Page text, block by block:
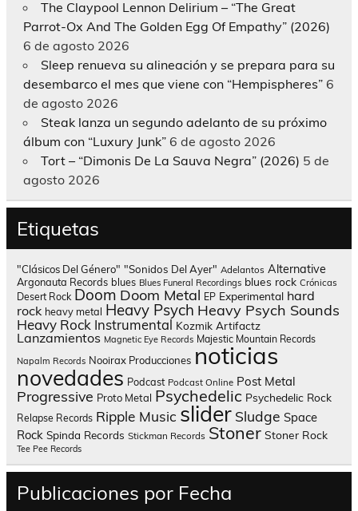
The Claypool Lennon Delirium – “The Great
Parrot-Ox And The Golden Egg Of Empathy” (2026)
6 de agosto 2026
Sleep renueva su alineación y se prepara para su
desembarco el mes que viene con “Hempispheres” 6
de agosto 2026
Steak lanza un segundo adelanto de su próximo
álbum con “Luxury Junk” 6 de agosto 2026
Tort – “Dimonis De La Sauva Negra” (2026) 5 de
agosto 2026
Etiquetas
"Clásicos Del Género" "Sonidos Del Ayer" Adelantos Alternative
Argonauta Records blues Blues Funeral Recordings blues rock Crónicas
Desert Rock Doom Doom Metal EP Experimental hard
rock heavy metal Heavy Psych Heavy Psych Sounds
Heavy Rock Instrumental Kozmik Artifactz
Lanzamientos Magnetic Eye Records Majestic Mountain Records
Napalm Records Nooirax Producciones noticias
novedades Podcast Podcast Online Post Metal
Progressive Proto Metal Psychedelic Psychedelic Rock
Relapse Records Ripple Music slider Sludge Space
Rock Spinda Records Stickman Records Stoner Stoner Rock
Tee Pee Records
Publicaciones por Fecha